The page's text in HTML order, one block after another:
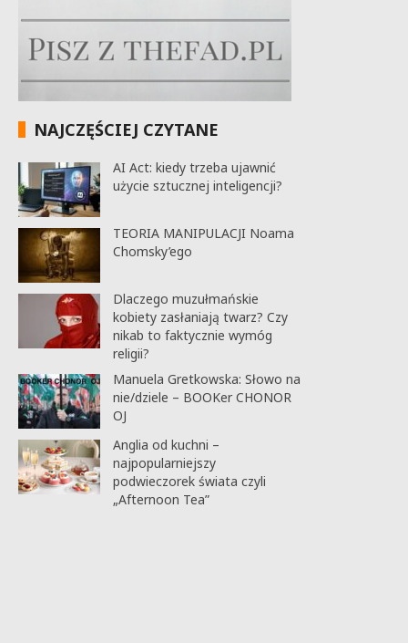
NAJCZĘŚCIEJ CZYTANE
AI Act: kiedy trzeba ujawnić
użycie sztucznej inteligencji?
TEORIA MANIPULACJI Noama
Chomsky’ego
Dlaczego muzułmańskie
kobiety zasłaniają twarz? Czy
nikab to faktycznie wymóg
religii?
Manuela Gretkowska: Słowo na
nie/dziele – BOOKer CHONOR
OJ
Anglia od kuchni –
najpopularniejszy
podwieczorek świata czyli
„Afternoon Tea”